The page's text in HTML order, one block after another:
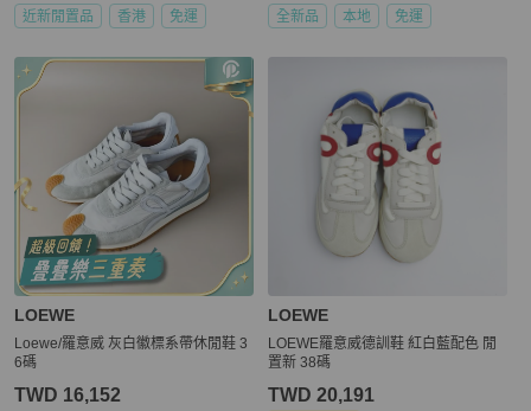
近新閒置品 香港 免運 全新品 本地 免運
LOEWE
Loewe/羅意威 灰白徽標系帶休閒鞋 3
6碼
TWD 16,152
LOEWE
LOEWE羅意威德訓鞋 紅白藍配色 閒
置新 38碼
TWD 20,191